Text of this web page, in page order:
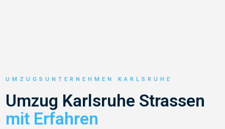
UMZUGSUNTERNEHMEN KARLSRUHE
Umzug Karlsruhe Strassen
mit Erfahren